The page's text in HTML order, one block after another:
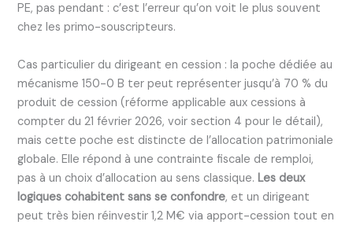
PE, pas pendant : c’est l’erreur qu’on voit le plus souvent
chez les primo-souscripteurs.
Cas particulier du dirigeant en cession : la poche dédiée au
mécanisme 150-0 B ter peut représenter jusqu’à 70 % du
produit de cession (réforme applicable aux cessions à
compter du 21 février 2026, voir section 4 pour le détail),
mais cette poche est distincte de l’allocation patrimoniale
globale. Elle répond à une contrainte fiscale de remploi,
pas à un choix d’allocation au sens classique.Les deux
logiques cohabitent sans se confondre, et un dirigeant
peut très bien réinvestir 1,2 M€ via apport-cession tout en